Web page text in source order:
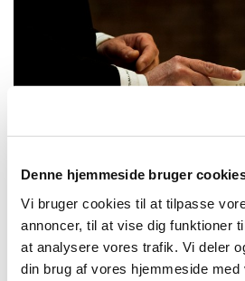
Denne hjemmeside bruger
Vi bruger cookies til at tilpasse
annoncer, til at vise dig funktioner
at analysere vores trafik. Vi deler
din brug af vores hjemmeside med
Søndag 25. april
11:30